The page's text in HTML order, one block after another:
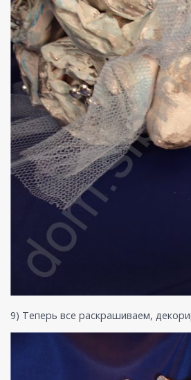
9) Теперь все раскрашиваем,